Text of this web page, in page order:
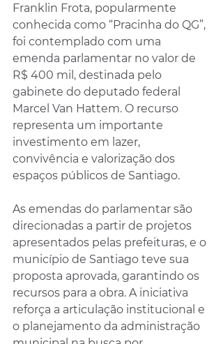
Franklin Frota, popularmente
conhecida como “Pracinha do QG”,
foi contemplado com uma
emenda parlamentar no valor de
R$ 400 mil, destinada pelo
gabinete do deputado federal
Marcel Van Hattem. O recurso
representa um importante
investimento em lazer,
convivência e valorização dos
espaços públicos de Santiago.
As emendas do parlamentar são
direcionadas a partir de projetos
apresentados pelas prefeituras, e o
município de Santiago teve sua
proposta aprovada, garantindo os
recursos para a obra. A iniciativa
reforça a articulação institucional e
o planejamento da administração